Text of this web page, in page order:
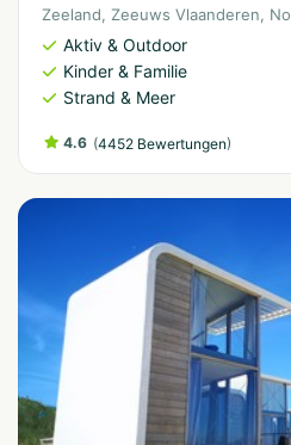
Zeeland, Zeeuws Vlaanderen,
Aktiv & Outdoor
Kinder & Familie
Strand & Meer
4.6 (4452 Bewertungen)